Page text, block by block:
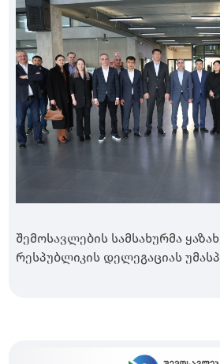
შემოსავლების სამსახურმა
რესპუბლიკის დელეგაციას